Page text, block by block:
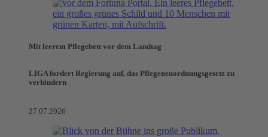
Mit leerem Pflegebett vor dem Landtag
LIGA fordert Regierung auf, das Pflegeneuordnungsgesetz zu
verhindern
27.07.2026